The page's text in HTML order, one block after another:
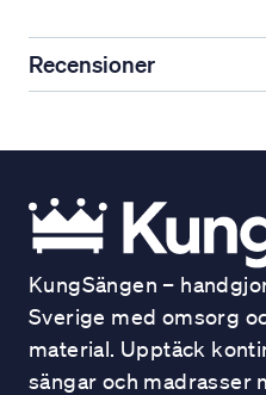
Recensioner
KungSängen –
Sverige med omsorg
material. Upptäck
sängar och madrasser